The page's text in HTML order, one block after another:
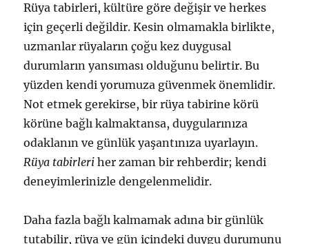
Rüya tabirleri, kültüre göre değişir ve herkes
için geçerli değildir. Kesin olmamakla birlikte,
uzmanlar rüyaların çoğu kez duygusal
durumların yansıması olduğunu belirtir. Bu
yüzden kendi yorumuza güvenmek önemlidir.
Not etmek gerekirse, bir rüya tabirine körü
körüne bağlı kalmaktansa, duygularınıza
odaklanın ve günlük yaşantınıza uyarlayın.
Rüya tabirleri her zaman bir rehberdir; kendi
deneyimlerinizle dengelenmelidir.
Daha fazla bağlı kalmamak adına bir günlük
tutabilir, rüya ve gün içindeki duygu durumunu